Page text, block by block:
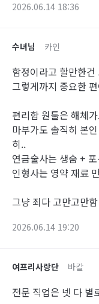
2026.06.14 18:36
수녀님 카인
함정이라고 할만한
그렇게까지 중요한
편리함 원툴은 해체
마부가도 솔직히 본
히..
연금술사는 생숨 +
인형사는 영약 재료
그냥 죄다 고만고만함
2026.06.14 19:20
여프리사랑단 바칼
전문 직업은 넷 다 별